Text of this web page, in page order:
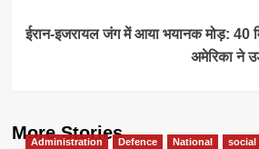
ईरान-इजरायल जंग में आया भयानक मोड़: 40
अमेरिका ने
More Stories
Administration Defence National social